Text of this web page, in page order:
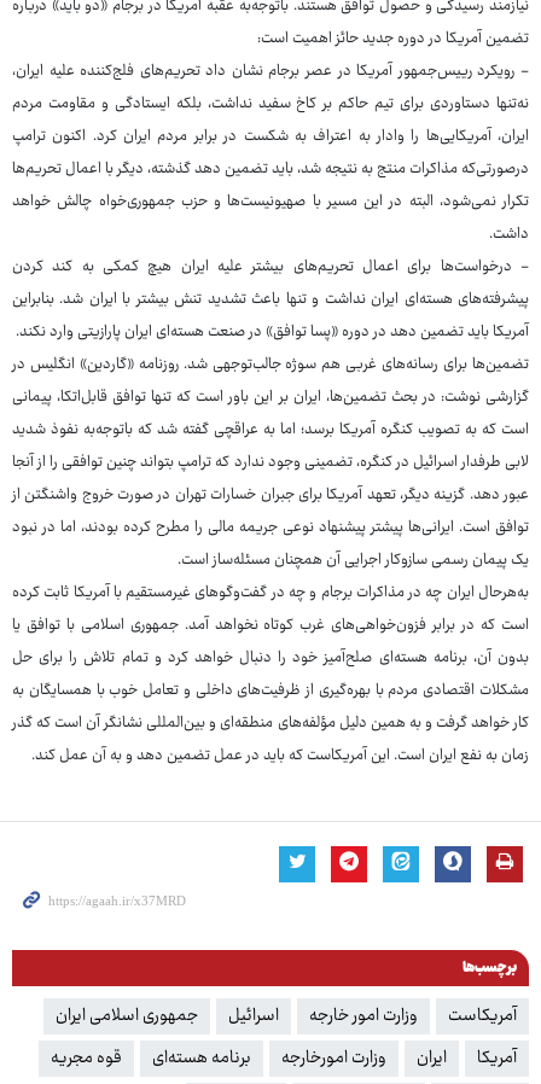
نیازمند رسیدگی و حصول توافق هستند. باتوجه‌به عقبه آمریکا در برجام «دو باید» درباره
تضمین آمریکا در دوره جدید حائز اهمیت است:
- رویکرد رییس‌جمهور آمریکا در عصر برجام نشان داد تحریم‌های فلج‌کننده علیه ایران،
نه‌تنها دستاوردی برای تیم حاکم بر کاخ سفید نداشت، بلکه ایستادگی و مقاومت مردم
ایران، آمریکایی‌ها را وادار به اعتراف به شکست در برابر مردم ایران کرد. اکنون ترامپ
درصورتی‌که مذاکرات منتج به نتیجه شد، باید تضمین دهد گذشته، دیگر با اعمال تحریم‌ها
تکرار نمی‌شود، البته در این مسیر با صهیونیست‌ها و حزب جمهوری‌خواه چالش خواهد
داشت.
- درخواست‌ها برای اعمال تحریم‌های بیشتر علیه ایران هیچ کمکی به کند کردن
پیشرفته‌های هسته‌ای ایران نداشت و تنها باعث تشدید تنش بیشتر با ایران شد. بنابراین
آمریکا باید تضمین دهد در دوره «پسا توافق» در صنعت هسته‌ای ایران پارازیتی وارد نکند.
تضمین‌ها برای رسانه‌های غربی هم سوژه جالب‌توجهی شد. روزنامه «گاردین» انگلیس در
گزارشی نوشت: در بحث تضمین‌ها، ایران بر این باور است که تنها توافق قابل‌اتکا، پیمانی
است که به تصویب کنگره آمریکا برسد؛ اما به عراقچی گفته شد که باتوجه‌به نفوذ شدید
لابی طرفدار اسرائیل در کنگره، تضمینی وجود ندارد که ترامپ بتواند چنین توافقی را از آنجا
عبور دهد. گزینه دیگر، تعهد آمریکا برای جبران خسارات تهران در صورت خروج واشنگتن از
توافق است. ایرانی‌ها پیشتر پیشنهاد نوعی جریمه مالی را مطرح کرده بودند، اما در نبود
یک پیمان رسمی سازوکار اجرایی آن همچنان مسئله‌ساز است.
به‌هرحال ایران چه در مذاکرات برجام و چه در گفت‌وگوهای غیرمستقیم با آمریکا ثابت کرده
است که در برابر فزون‌خواهی‌های غرب کوتاه نخواهد آمد. جمهوری اسلامی با توافق یا
بدون آن، برنامه هسته‌ای صلح‌آمیز خود را دنبال خواهد کرد و تمام تلاش را برای حل
مشکلات اقتصادی مردم با بهره‌گیری از ظرفیت‌های داخلی و تعامل خوب با همسایگان به
کار خواهد گرفت و به همین دلیل مؤلفه‌های منطقه‌ای و بین‌المللی نشانگر آن است که گذر
زمان به نفع ایران است. این آمریکاست که باید در عمل تضمین دهد و به آن عمل کند.
برچسب‌ها
آمریکاست وزارت امور خارجه اسرائیل
جمهوری اسلامی ایران
آمریکا
ایران وزارت امورخارجه برنامه هسته‌ای
قوه مجریه